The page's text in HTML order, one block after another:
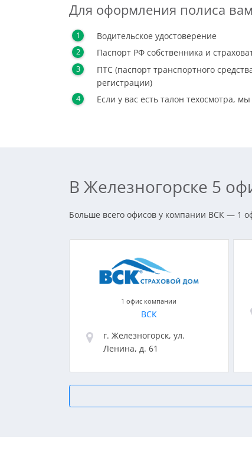
Для оформления полиса вам
Водительское удостоверение
Паспорт РФ собственника и
ПТС (паспорт транспортного
регистрации)
Если у вас есть талон техосмотра,
В Железногорске 5
Больше всего офисов у компании ВСК — 1
1 офис компании
ВСК
г. Железногорск, ул.
Ленина, д. 61